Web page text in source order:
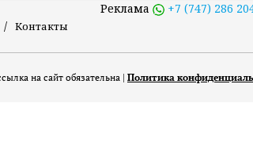
Контакты
Реклама +7 (747) 286
на сайт обязательна | Политика